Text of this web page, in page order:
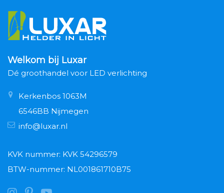
Welkom bij Luxar
Dé groothandel voor LED verlichting
Kerkenbos 1063M
6546BB Nijmegen
info@luxar.nl
KVK nummer: KVK 54296579
BTW-nummer: NL001861710B75